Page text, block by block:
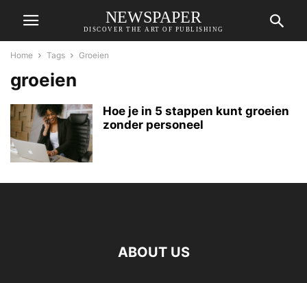
NEWSPAPER
DISCOVER THE ART OF PUBLISHING
Home Tags Groeien
groeien
Hoe je in 5 stappen kunt groeien
zonder personeel
ABOUT US